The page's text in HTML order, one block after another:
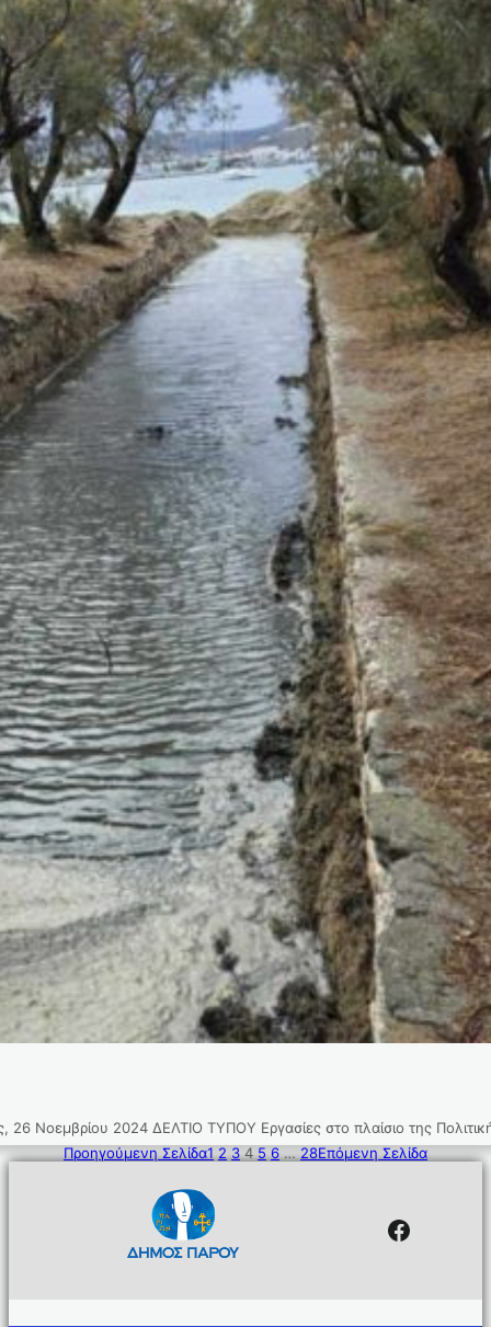
2024 ΔΕΛΤΙΟ ΤΥΠΟΥ Εργασίες στο πλαίσιο της Πολιτικής
Προηγούμενη Σελίδα1 2 3 4 5 6 … 28Επόμενη Σελίδα